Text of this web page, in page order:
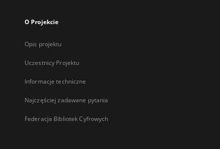
O Projekcie
Opis projektu
Uczestnicy Projektu
Informacje techniczne
Najczęściej zadawane pytania
Federacja Bibliotek Cyfrowych